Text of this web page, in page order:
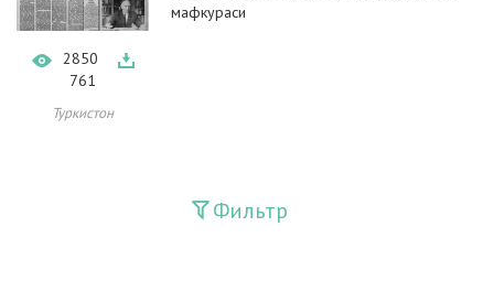
2850
761
Туркистон
мафкураси
Фильтр